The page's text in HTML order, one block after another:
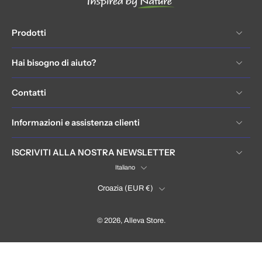
Prodotti
Hai bisogno di aiuto?
Contatti
Informazioni e assistenza clienti
ISCRIVITI ALLA NOSTRA NEWSLETTER
Italiano
Croazia ‎(EUR €)‎
© 2026, Alleva Store.